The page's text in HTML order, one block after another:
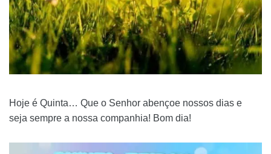
Hoje é Quinta… Que o Senhor abençoe nossos dias e
seja sempre a nossa companhia! Bom dia!